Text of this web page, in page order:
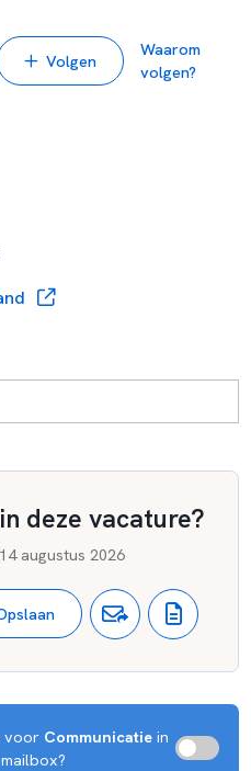
we het verschil voor de
Volgen
Waarom
volgen?
deze vacature?
14 augustus 2026
voor Communicatie in